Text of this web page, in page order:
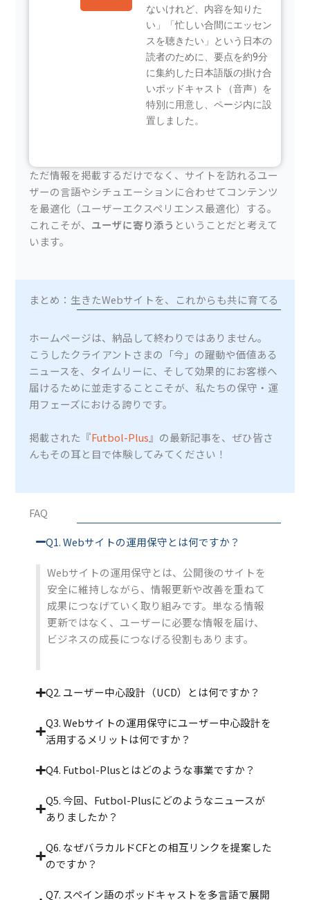
ないけれど、内容を知りた
い」「忙しい合間にエッセン
スを聴きたい」という日本の
読者のために、要点を約9分
に集約した日本語版の掛け合
いポッドキャスト（音声）を
特別に用意し、ページ内に設
置しました。
ただ情報を掲載するだけでなく、サイトを訪れるユー
ザーの言語やシチュエーションに合わせてコンテンツ
を最適化（ユーザーエクスペリエンス最適化）する。
これこそが、 ユーザに寄り添う ということだと考えて
います。
まとめ：生きたWebサイトを、これからも共に育てる
ホームページは、納品して終わりではありません。
こうしたクライアントさまの「今」の躍動や価値ある
ニュースを、タイムリーに、そして効果的にお客様へ
届けるために並走することこそが、私たちの保守・運
用フェーズにおける誇りです。
掲載された『Futbol-Plus』の最新記事を、ぜひ皆さ
んもその耳と目で体験してみてください！
FAQ
Q1. Webサイトの運用保守とは何ですか？
Webサイトの運用保守とは、公開後のサイトを
安全に維持しながら、情報更新や改善を重ねて
成果につなげていく取り組みです。単なる情報
更新ではなく、ユーザーに必要な情報を届け、
ビジネスの成長につなげる役割もあります。
Q2. ユーザー中心設計（UCD）とは何ですか？
Q3. Webサイトの運用保守にユーザー中心設計を
活用するメリットは何ですか？
Q4. Futbol-Plusとはどのような事業ですか？
Q5. 今回、Futbol-Plusにどのようなニュースが
ありましたか？
Q6. なぜバラカルドCFとの相互リンクを提案した
のですか？
Q7. スペイン語のポッドキャストを多言語で展開